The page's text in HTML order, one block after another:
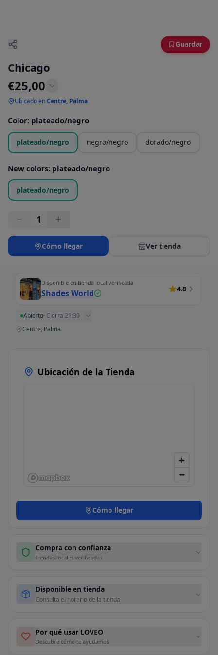
Guardar
Chicago
€25,00
Ubicado enCentre, Palma
Color: plateado/negro
plateado/negro negro/negro dorado/negro
New colors: plateado/negro
plateado/negro
1
Cómo llegar Ver tienda
Disponible en tienda local verificada
Shades World 4.8
Abierto· Cierra 21:30
Centre, Palma
Ubicación de la Tienda
Cómo llegar
Compra con confianza
Tiendas locales verificadas
Disponible en tienda
Consulta el horario de la tienda
Por qué usar LOVEO
Descubre cómo te ayudamos